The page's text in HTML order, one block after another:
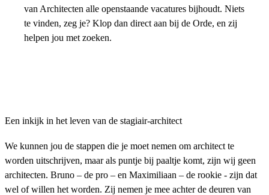
van Architecten alle openstaande vacatures bijhoudt. Niets
te vinden, zeg je? Klop dan direct aan bij de Orde, en zij
helpen jou met zoeken.
Een inkijk in het leven van de stagiair-architect
We kunnen jou de stappen die je moet nemen om architect te
worden uitschrijven, maar als puntje bij paaltje komt, zijn wij geen
architecten. Bruno – de pro – en Maximiliaan – de rookie - zijn dat
wel of willen het worden. Zij nemen je mee achter de deuren van